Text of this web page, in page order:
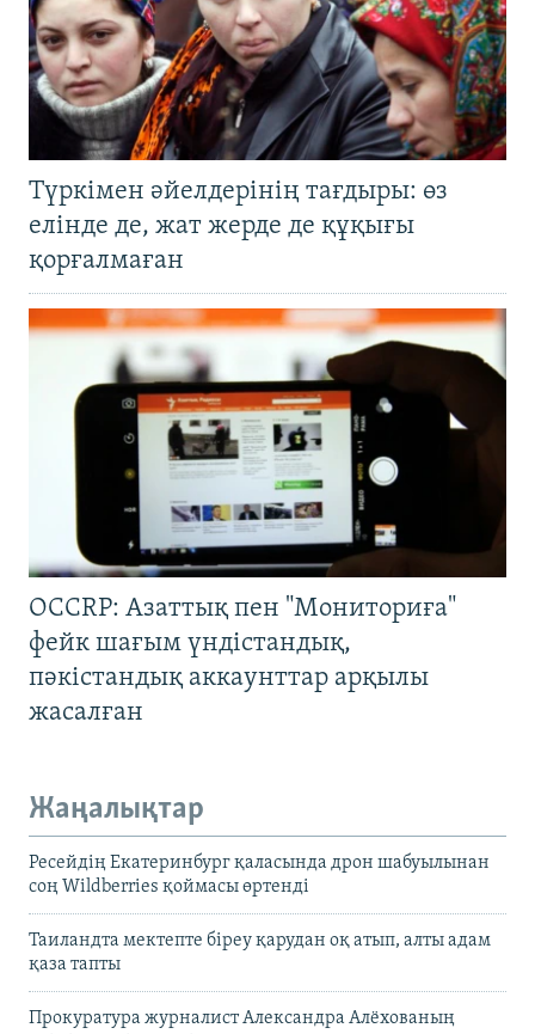
Түркімен әйелдерінің тағдыры: өз
елінде де, жат жерде де құқығы
қорғалмаған
OCCRP: Азаттық пен "Мониториға"
фейк шағым үндістандық,
пәкістандық аккаунттар арқылы
жасалған
Жаңалықтар
Ресейдің Екатеринбург қаласында дрон шабуылынан
соң Wildberries қоймасы өртенді
Таиландта мектепте біреу қарудан оқ атып, алты адам
қаза тапты
Прокуратура журналист Александра Алёхованың